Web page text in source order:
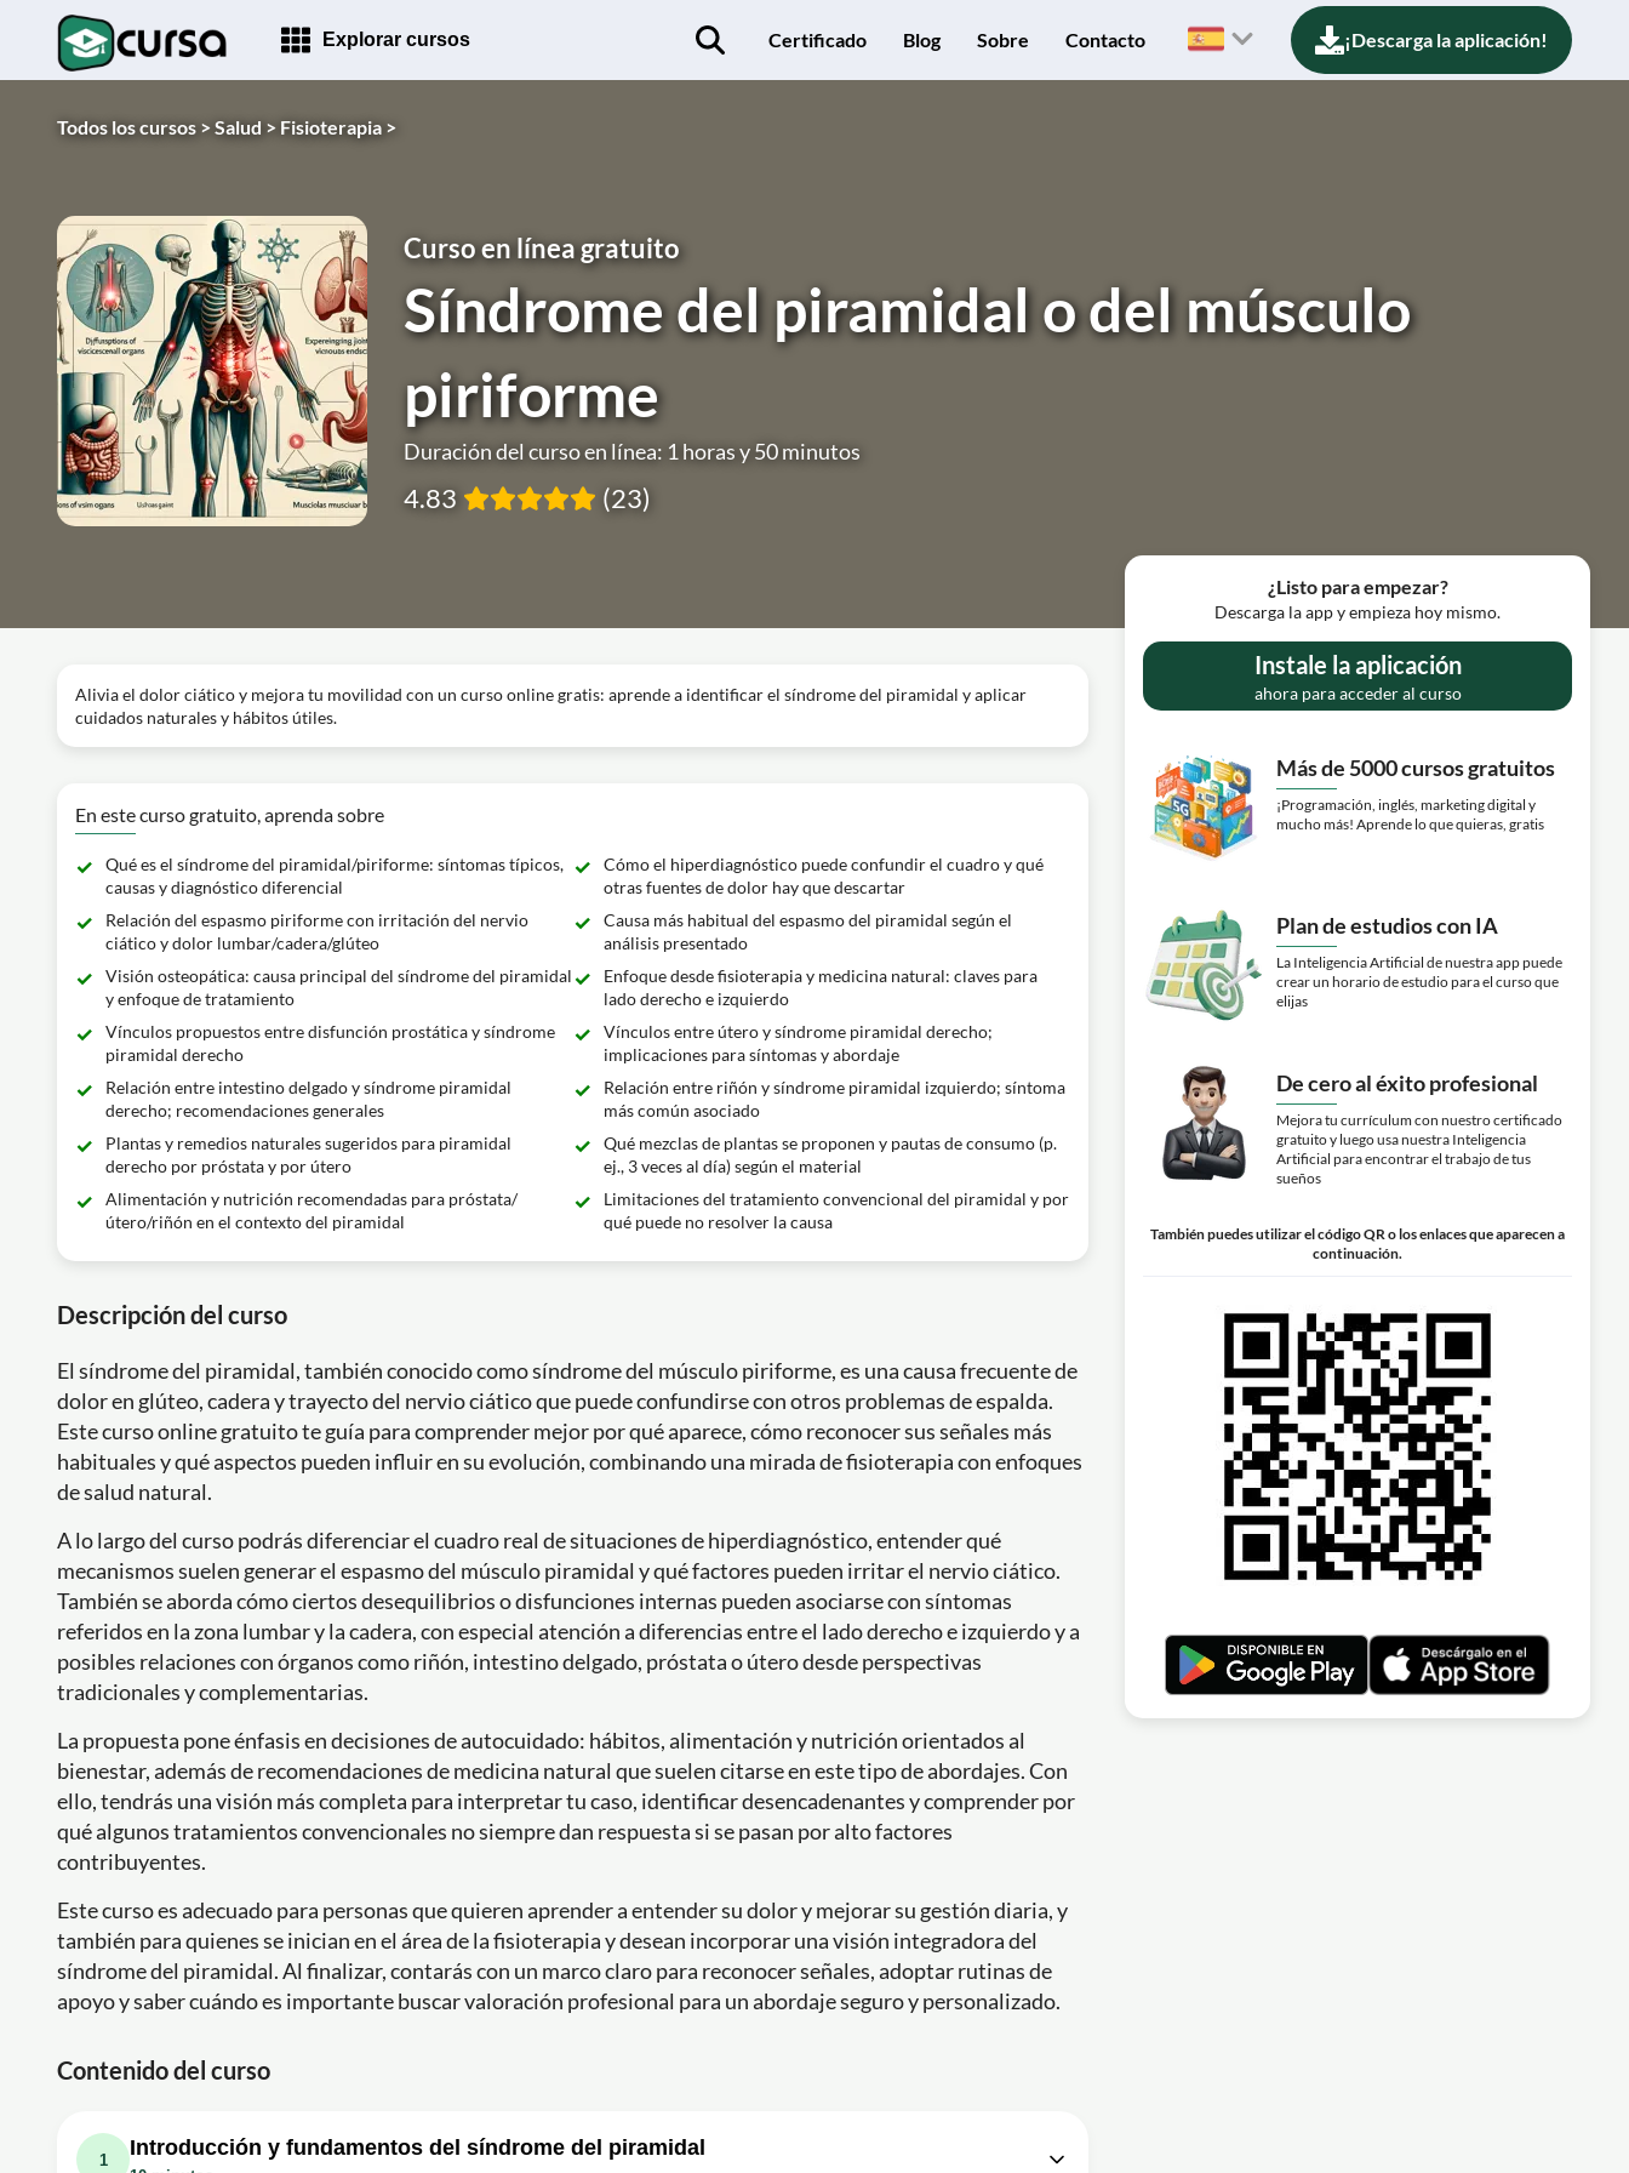
Explorar cursos Certificado Blog Sobre Contacto ¡Descarga la aplicación!
Todos los cursos > Salud > Fisioterapia >
Curso en línea gratuito
Síndrome del piramidal o del músculo
piriforme
Duración del curso en línea: 1 horas y 50 minutos
4.83 (23)
Alivia el dolor ciático y mejora tu movilidad con un curso online gratis: aprende a identificar el síndrome del piramidal y aplicar
cuidados naturales y hábitos útiles.
En este curso gratuito, aprenda sobre
Qué es el síndrome del piramidal/piriforme: síntomas típicos,
causas y diagnóstico diferencial
Cómo el hiperdiagnóstico puede confundir el cuadro y qué
otras fuentes de dolor hay que descartar
Relación del espasmo piriforme con irritación del nervio
ciático y dolor lumbar/cadera/glúteo
Causa más habitual del espasmo del piramidal según el
análisis presentado
Visión osteopática: causa principal del síndrome del piramidal
y enfoque de tratamiento
Enfoque desde fisioterapia y medicina natural: claves para
lado derecho e izquierdo
Vínculos propuestos entre disfunción prostática y síndrome
piramidal derecho
Vínculos entre útero y síndrome piramidal derecho;
implicaciones para síntomas y abordaje
Relación entre intestino delgado y síndrome piramidal
derecho; recomendaciones generales
Relación entre riñón y síndrome piramidal izquierdo; síntoma
más común asociado
Plantas y remedios naturales sugeridos para piramidal
derecho por próstata y por útero
Qué mezclas de plantas se proponen y pautas de consumo (p.
ej., 3 veces al día) según el material
Alimentación y nutrición recomendadas para próstata/
útero/riñón en el contexto del piramidal
Limitaciones del tratamiento convencional del piramidal y por
qué puede no resolver la causa
Descripción del curso
El síndrome del piramidal, también conocido como síndrome del músculo piriforme, es una causa frecuente de
dolor en glúteo, cadera y trayecto del nervio ciático que puede confundirse con otros problemas de espalda.
Este curso online gratuito te guía para comprender mejor por qué aparece, cómo reconocer sus señales más
habituales y qué aspectos pueden influir en su evolución, combinando una mirada de fisioterapia con enfoques
de salud natural.
A lo largo del curso podrás diferenciar el cuadro real de situaciones de hiperdiagnóstico, entender qué
mecanismos suelen generar el espasmo del músculo piramidal y qué factores pueden irritar el nervio ciático.
También se aborda cómo ciertos desequilibrios o disfunciones internas pueden asociarse con síntomas
referidos en la zona lumbar y la cadera, con especial atención a diferencias entre el lado derecho e izquierdo y a
posibles relaciones con órganos como riñón, intestino delgado, próstata o útero desde perspectivas
tradicionales y complementarias.
La propuesta pone énfasis en decisiones de autocuidado: hábitos, alimentación y nutrición orientados al
bienestar, además de recomendaciones de medicina natural que suelen citarse en este tipo de abordajes. Con
ello, tendrás una visión más completa para interpretar tu caso, identificar desencadenantes y comprender por
qué algunos tratamientos convencionales no siempre dan respuesta si se pasan por alto factores
contribuyentes.
Este curso es adecuado para personas que quieren aprender a entender su dolor y mejorar su gestión diaria, y
también para quienes se inician en el área de la fisioterapia y desean incorporar una visión integradora del
síndrome del piramidal. Al finalizar, contarás con un marco claro para reconocer señales, adoptar rutinas de
apoyo y saber cuándo es importante buscar valoración profesional para un abordaje seguro y personalizado.
Contenido del curso
1
Introducción y fundamentos del síndrome del piramidal
¿Listo para empezar?
Descarga la app y empieza hoy mismo.
Instale la aplicación
ahora para acceder al curso
Más de 5000 cursos gratuitos
¡Programación, inglés, marketing digital y
mucho más! Aprende lo que quieras, gratis
Plan de estudios con IA
La Inteligencia Artificial de nuestra app puede
crear un horario de estudio para el curso que
elijas
De cero al éxito profesional
Mejora tu currículum con nuestro certificado
gratuito y luego usa nuestra Inteligencia
Artificial para encontrar el trabajo de tus
sueños
También puedes utilizar el código QR o los enlaces que aparecen a
continuación.